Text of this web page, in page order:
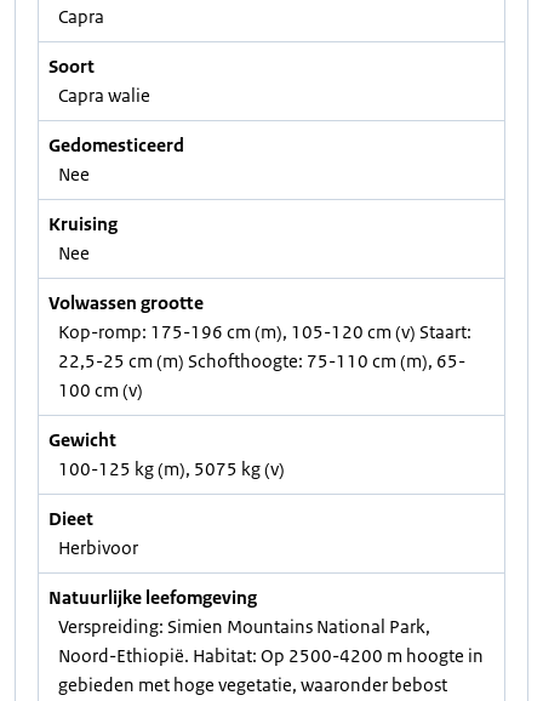
Capra
Soort
Capra walie
Gedomesticeerd
Nee
Kruising
Nee
Volwassen grootte
Kop-romp: 175-196 cm (m), 105-120 cm (v) Staart:
22,5-25 cm (m) Schofthoogte: 75-110 cm (m), 65-
100 cm (v)
Gewicht
100-125 kg (m), 5075 kg (v)
Dieet
Herbivoor
Natuurlijke leefomgeving
Verspreiding: Simien Mountains National Park,
Noord-Ethiopië. Habitat: Op 2500-4200 m hoogte in
gebieden met hoge vegetatie, waaronder bebost